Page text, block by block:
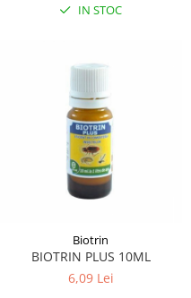
IN STOC
Biotrin
BIOTRIN PLUS 10ML
6,09 Lei